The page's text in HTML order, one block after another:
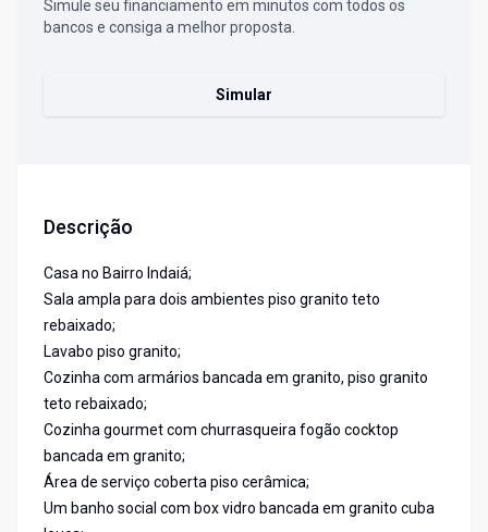
Simule seu financiamento em minutos com todos os
bancos e consiga a melhor proposta.
Simular
Descrição
Casa no Bairro Indaiá;
Sala ampla para dois ambientes piso granito teto
rebaixado;
Lavabo piso granito;
Cozinha com armários bancada em granito, piso granito
teto rebaixado;
Cozinha gourmet com churrasqueira fogão cocktop
bancada em granito;
Área de serviço coberta piso cerâmica;
Um banho social com box vidro bancada em granito cuba